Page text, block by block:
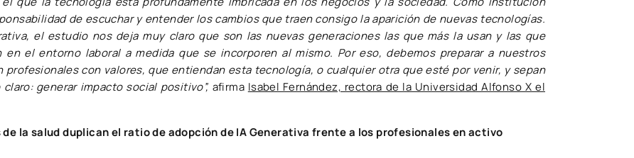
de escuchar y entender los cambios que traen consigo la aparición de nuevas tecnologías.
el estudio nos deja muy claro que son las nuevas generaciones las que más la usan y las que
en el entorno laboral a medida que se incorporen al mismo. Por eso, debemos preparar a nuestros
profesionales con valores, que entiendan esta tecnología, o cualquier otra que esté por venir, y sepan
generar impacto social positivo”, afirma Isabel Fernández, rectora de la Universidad Alfonso X el
la salud duplican el ratio de adopción de IA Generativa frente a los profesionales en activo